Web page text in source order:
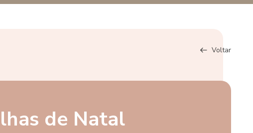
Voltar
de Natal